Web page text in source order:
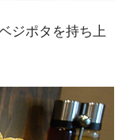
ジポタを持ち上